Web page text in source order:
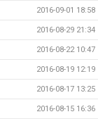
2016-09-01 18:58
2016-08-29 21:34
2016-08-22 10:47
2016-08-19 12:19
2016-08-17 13:25
2016-08-15 16:36